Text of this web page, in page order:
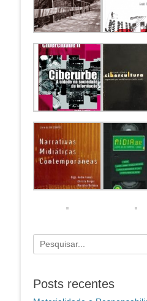
Pesquisar
por:
Posts recentes